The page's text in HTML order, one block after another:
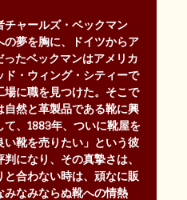
チャールズ・ベックマン
の夢を胸に、ドイツからア
ったベックマンはアメリカ
ド・ウィング・シティーで
に職を見つけた。そこで
然と革製品である靴に興
て、1883年、ついに靴屋を
靴を売りたい」という彼
になり、その真摯さは、
合わない時は、頑なに販
みなみならぬ靴への情熱